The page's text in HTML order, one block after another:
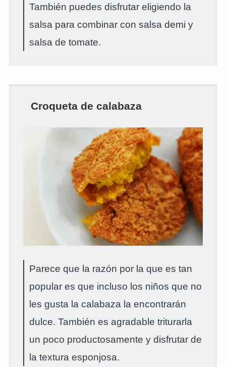
También puedes disfrutar eligiendo la
salsa para combinar con salsa demi y
salsa de tomate.
Croqueta de calabaza
Parece que la razón por la que es tan
popular es que incluso los niños que no
les gusta la calabaza la encontrarán
dulce. También es agradable triturarla
un poco productosamente y disfrutar de
la textura esponjosa.